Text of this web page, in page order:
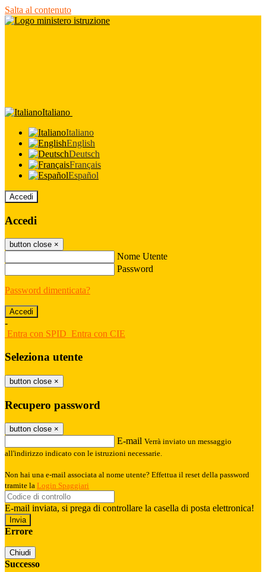
Salta al contenuto
Italiano
Italiano
English
Deutsch
Français
Español
Accedi
Accedi
button close ×
Nome Utente
Password
Password dimenticata?
-
Entra con SPID Entra con CIE
Seleziona utente
button close ×
Recupero password
button close ×
E-mail Verrà inviato un messaggio
all'indirizzo indicato con le istruzioni necessarie.
Non hai una e-mail associata al nome utente? Effettua il reset della password
tramite la Login Spaggiari
E-mail inviata, si prega di controllare la casella di posta elettronica!
Errore
Chiudi
Successo